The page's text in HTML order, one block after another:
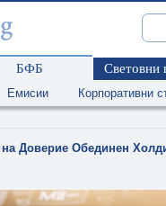
БФБ Световни
Емисии Корпоративни
на Доверие Обединен